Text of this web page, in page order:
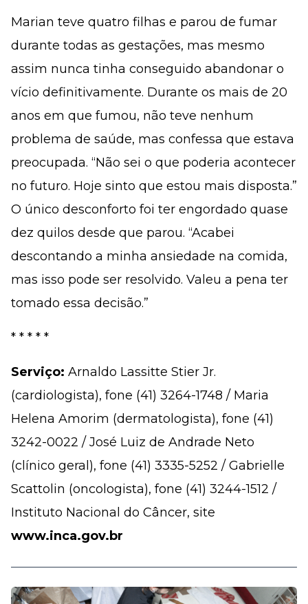
Marian teve quatro filhas e parou de fumar
durante todas as gestações, mas mesmo
assim nunca tinha conseguido abandonar o
vício definitivamente. Durante os mais de 20
anos em que fumou, não teve nenhum
problema de saúde, mas confessa que estava
preocupada. “Não sei o que poderia acontecer
no futuro. Hoje sinto que estou mais disposta.”
O único desconforto foi ter engordado quase
dez quilos desde que parou. “Acabei
descontando a minha ansiedade na comida,
mas isso pode ser resolvido. Valeu a pena ter
tomado essa decisão.”
* * * * *
Serviço: Arnaldo Lassitte Stier Jr.
(cardiologista), fone (41) 3264-1748 / Maria
Helena Amorim (dermatologista), fone (41)
3242-0022 / José Luiz de Andrade Neto
(clínico geral), fone (41) 3335-5252 / Gabrielle
Scattolin (oncologista), fone (41) 3244-1512 /
Instituto Nacional do Câncer, site
www.inca.gov.br